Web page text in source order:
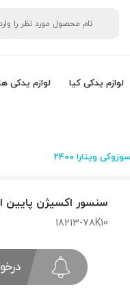
لوازم یدکی کیا لوازم یدکی
ویتارا 2400
سنسور اكسیژن پایین
18213-78K10